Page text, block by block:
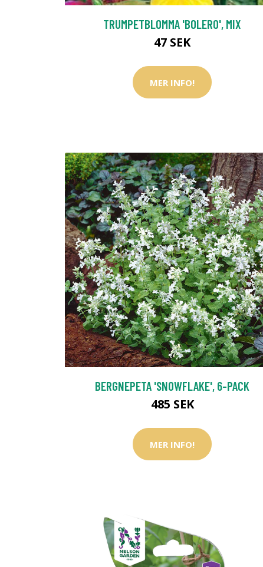
TRUMPETBLOMMA 'BOLERO', MIX
47 SEK
MER INFO!
BERGNEPETA 'SNOWFLAKE', 6-PACK
485 SEK
MER INFO!